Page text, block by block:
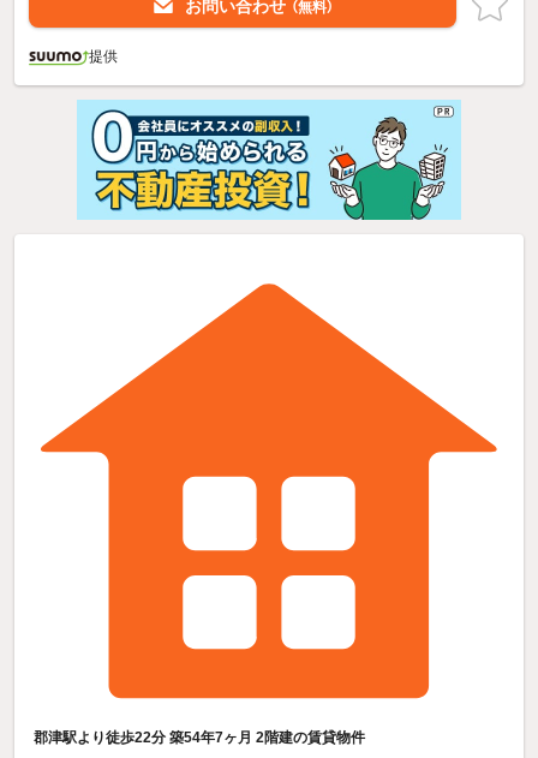
お問い合わせ （無料）
提供
郡津駅より徒歩22分 築54年7ヶ月 2階建の賃貸物件